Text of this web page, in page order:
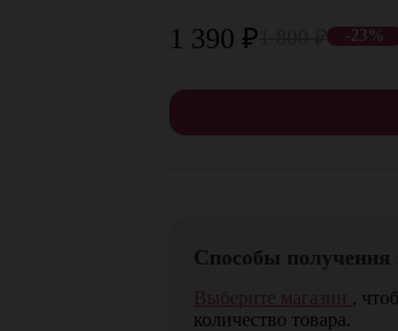
1 390 ₽ -23%
Способы получения
Выберите магазин ,
количество товара.